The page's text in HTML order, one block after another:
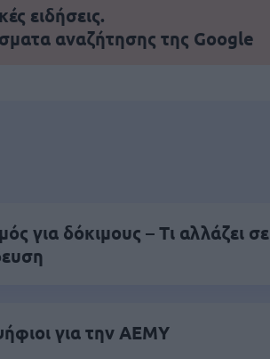
ειδήσεις.
αναζήτησης της Google
για δόκιμους – Τι αλλάζει σε
για την ΑΕΜΥ